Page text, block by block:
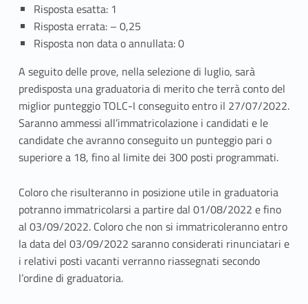
Risposta esatta: 1
Risposta errata: – 0,25
Risposta non data o annullata: 0
A seguito delle prove, nella selezione di luglio, sarà
predisposta una graduatoria di merito che terrà conto del
miglior punteggio TOLC-I conseguito entro il 27/07/2022.
Saranno ammessi all’immatricolazione i candidati e le
candidate che avranno conseguito un punteggio pari o
superiore a 18, fino al limite dei 300 posti programmati.
Coloro che risulteranno in posizione utile in graduatoria
potranno immatricolarsi a partire dal 01/08/2022 e fino
al 03/09/2022. Coloro che non si immatricoleranno entro
la data del 03/09/2022 saranno considerati rinunciatari e
i relativi posti vacanti verranno riassegnati secondo
l’ordine di graduatoria.